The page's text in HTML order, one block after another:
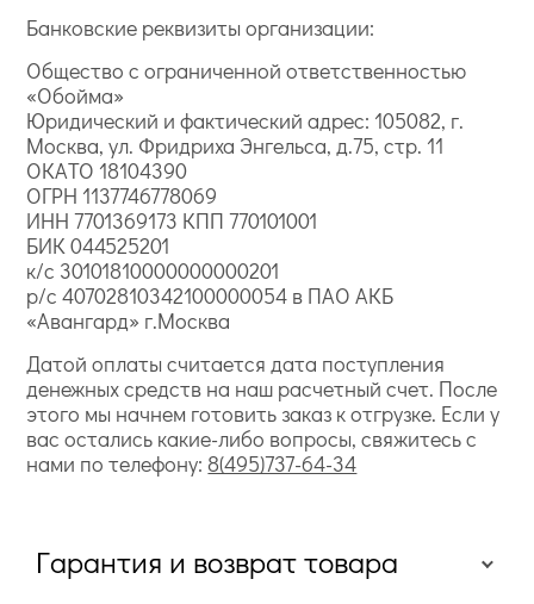
Банковские реквизиты организации:
Общество с ограниченной ответственностью
«Обойма»
Юридический и фактический адрес: 105082, г.
Москва, ул. Фридриха Энгельса, д.75, стр. 11
ОКАТО 18104390
ОГРН 1137746778069
ИНН 7701369173 КПП 770101001
БИК 044525201
к/с 30101810000000000201
р/с 40702810342100000054 в ПАО АКБ
«Авангард» г.Москва
Датой оплаты считается дата поступления
денежных средств на наш расчетный счет. После
этого мы начнем готовить заказ к отгрузке. Если у
вас остались какие-либо вопросы, свяжитесь с
нами по телефону: 8(495)737-64-34
Гарантия и возврат товара